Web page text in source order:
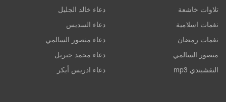
تلاوات خاشعة
نغمات اسلامية
نغمات رمضان
منصور السالمي
النقشبندي mp3
دعاء خالد الجليل
دعاء السديس
دعاء منصور السالمي
دعاء محمد جبريل
دعاء ادريس أبكر